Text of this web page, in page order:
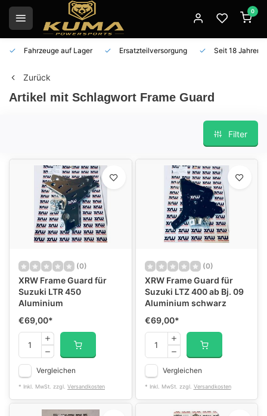
0
Fahrzeuge auf Lager Ersatzteilversorgung Seit 18 Jahren
Zurück
Artikel mit Schlagwort Frame Guard
Filter
(0)
XRW Frame Guard für
Suzuki LTR 450
Aluminium
€69,00*
Vergleichen
* Inkl. MwSt. zzgl. Versandkosten
(0)
XRW Frame Guard für
Suzuki LTZ 400 ab Bj. 09
Aluminium schwarz
€69,00*
Vergleichen
* Inkl. MwSt. zzgl. Versandkosten